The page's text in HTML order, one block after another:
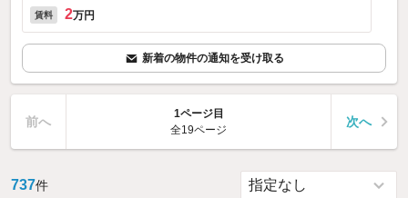
賃料 2万円
新着の物件の通知を受け取る
前へ
1ページ目
全19ページ
次へ
737件